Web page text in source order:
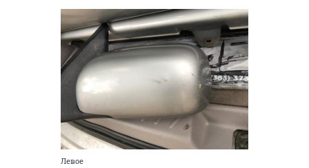
Левое